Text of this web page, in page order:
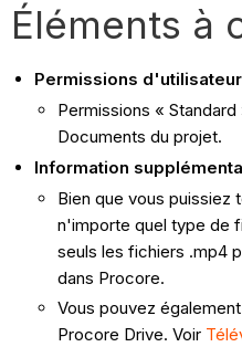
Éléments à
Permissions
Permissions «
Documents du projet.
Information
Bien que vous puissiez
n'importe quel type de
seuls les fichiers .mp4
dans Procore.
Vous pouvez
Procore Drive. Voir